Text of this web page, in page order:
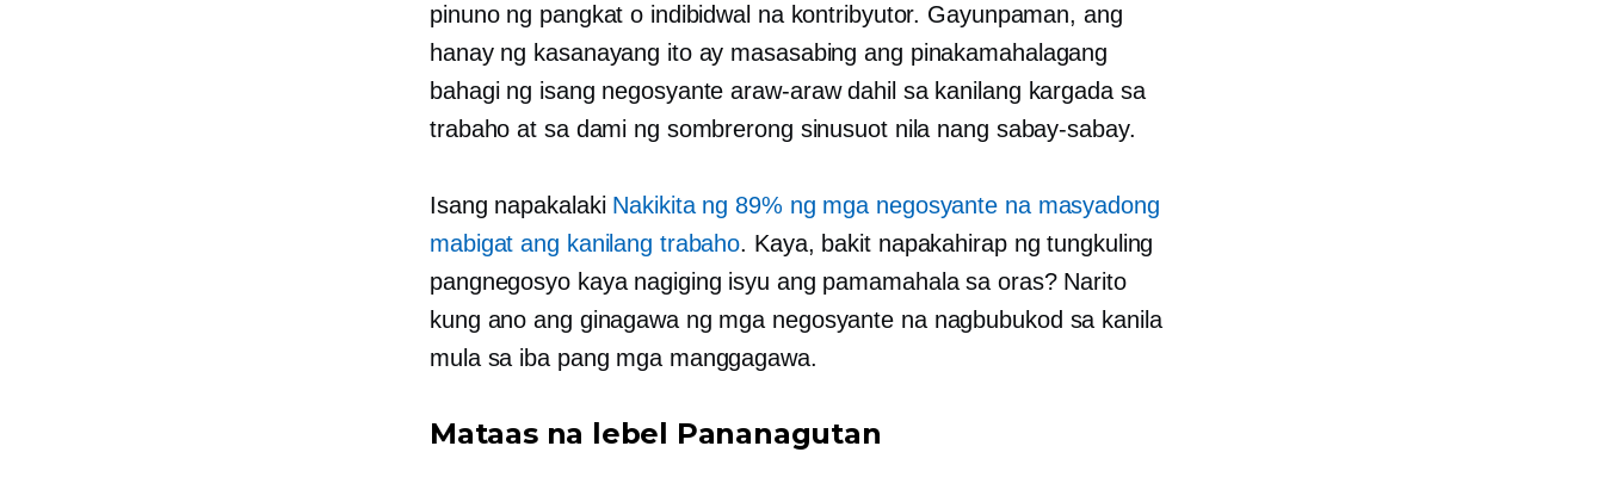
pinuno ng pangkat o indibidwal na kontribyutor. Gayunpaman, ang
hanay ng kasanayang ito ay masasabing ang pinakamahalagang
bahagi ng isang negosyantearaw-arawdahil sa kanilang kargada sa
trabaho at sa dami ng sombrerong sinusuot nila nang sabay-sabay.
Isang napakalaki Nakikita ng 89% ng mga negosyante na masyadong
mabigat ang kanilang trabaho. Kaya, bakit napakahirap ng tungkuling
pangnegosyo kaya nagiging isyu ang pamamahala sa oras? Narito
kung ano ang ginagawa ng mga negosyante na nagbubukod sa kanila
mula sa iba pang mga manggagawa.
Mataas na lebel Pananagutan